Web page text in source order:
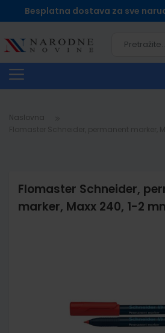
Besplatna dostava za sve
Naslovna
Flomaster Schneider,
marker, Maxx 240, 1-2